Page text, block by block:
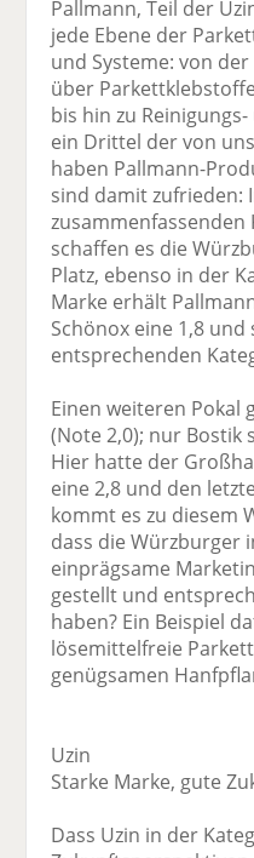
Pallmann, Teil der
jede Ebene der
und Systeme: von
über
bis hin zu
ein Drittel der von
haben Pallmann-
sind damit zufrieden:
schaffen es die
Platz, ebenso in der
Marke erhält
Schönox eine 1,8
entsprechenden
Einen weiteren Pokal
(Note 2,0); nur Bostik
Hier hatte der
eine 2,8 und den
kommt es zu diesem
dass die Würzburger
einprägsame
gestellt und
haben? Ein Beispiel
lösemittelfreie
genügsamen
Uzin
Starke Marke, gute
Dass Uzin in der